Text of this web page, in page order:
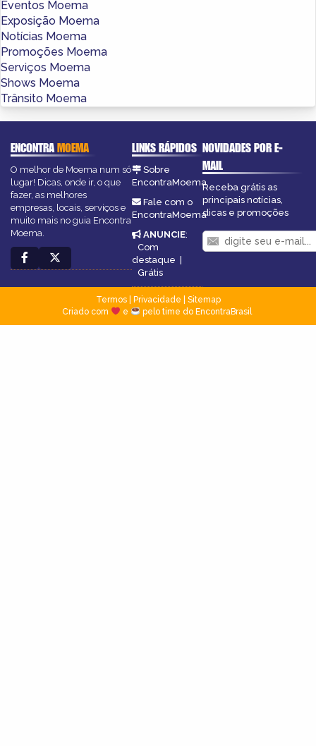
Eventos Moema
Exposição Moema
Notícias Moema
Promoções Moema
Serviços Moema
Shows Moema
Trânsito Moema
ENCONTRAMOEMA
O melhor de Moema num só
lugar! Dicas, onde ir, o que
fazer, as melhores
empresas, locais, serviços e
muito mais no guia Encontra
Moema.
LINKS RÁPIDOS
Sobre
EncontraMoema
Fale com o
EncontraMoema
ANUNCIE:
Com
destaque
Grátis
NOVIDADES POR E-
MAIL
Receba grátis as
principais notícias,
dicas e promoções
Termos| Privacidade
Sitemap
Criado com
e pelo time do EncontraBrasil